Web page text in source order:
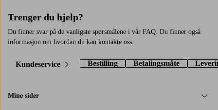
Trenger du hjelp?
Du finner svar på de vanligste spørsmålene i vår FAQ. Du finner også
informasjon om hvordan du kan kontakte oss.
Kundeservice Bestilling Betalingsmåte
Mine sider